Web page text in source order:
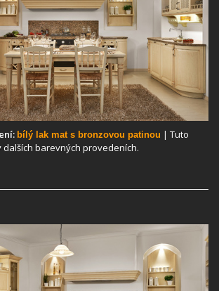
bílý lak mat s bronzovou patinou | Tuto
dalších barevných provedeních.